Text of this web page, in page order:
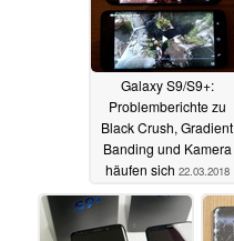
Galaxy S9/S9+:
Problemberichte zu
Black Crush, Gradient
Banding und Kamera
häufen sich 22.03.2018